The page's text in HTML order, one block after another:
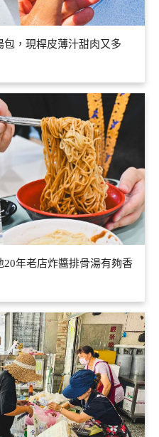
包，現桿皮薄汁甜肉又多
20年老店炸醬排骨湯有夠香